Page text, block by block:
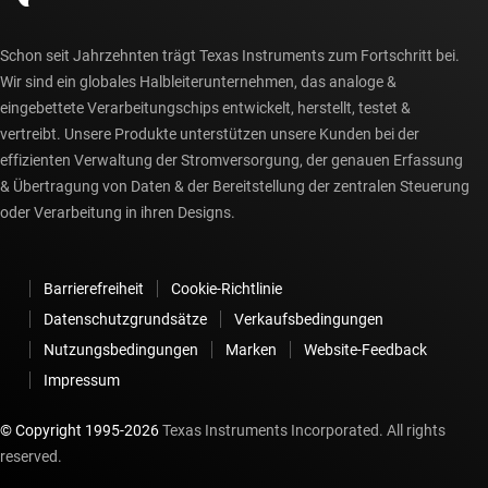
Schon seit Jahrzehnten trägt Texas Instruments zum Fortschritt bei.
Wir sind ein globales Halbleiterunternehmen, das analoge &
eingebettete Verarbeitungschips entwickelt, herstellt, testet &
vertreibt. Unsere Produkte unterstützen unsere Kunden bei der
effizienten Verwaltung der Stromversorgung, der genauen Erfassung
& Übertragung von Daten & der Bereitstellung der zentralen Steuerung
oder Verarbeitung in ihren Designs.
Barrierefreiheit
Cookie-Richtlinie
Datenschutzgrundsätze
Verkaufsbedingungen
Nutzungsbedingungen
Marken
Website-Feedback
Impressum
© Copyright 1995-2026Texas Instruments Incorporated. All rights
reserved.